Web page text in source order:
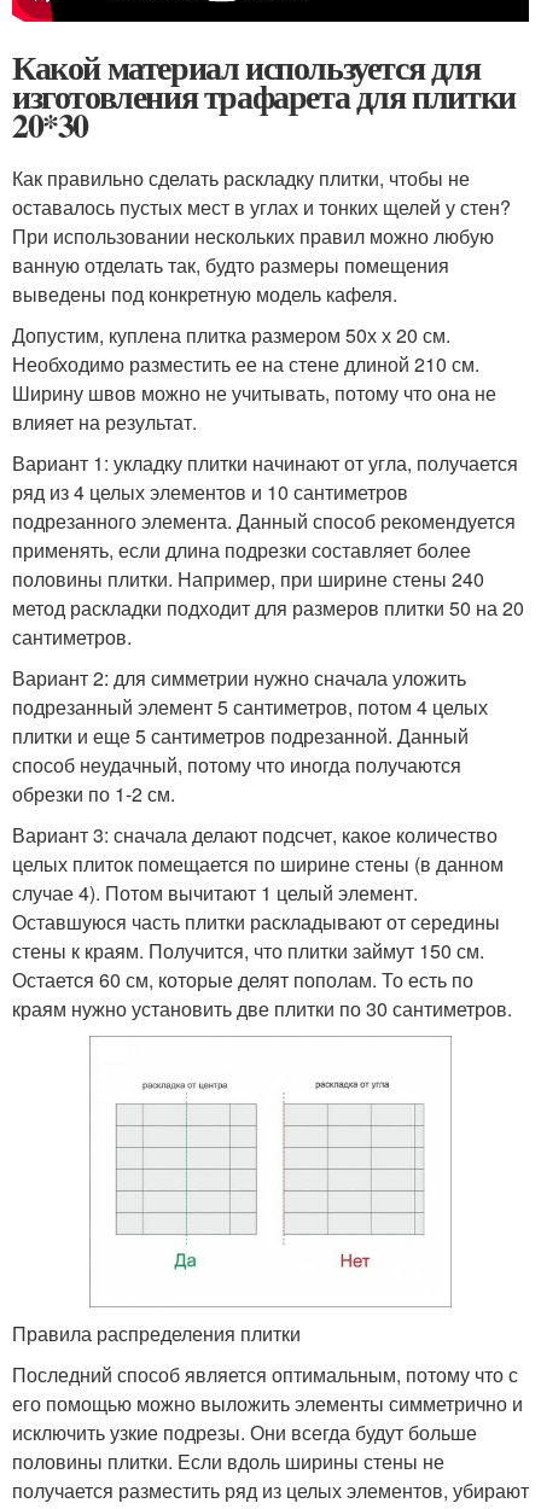
Какой материал используется для
изготовления трафарета для плитки
20*30
Как правильно сделать раскладку плитки, чтобы не
оставалось пустых мест в углах и тонких щелей у стен?
При использовании нескольких правил можно любую
ванную отделать так, будто размеры помещения
выведены под конкретную модель кафеля.
Допустим, куплена плитка размером 50х х 20 см.
Необходимо разместить ее на стене длиной 210 см.
Ширину швов можно не учитывать, потому что она не
влияет на результат.
Вариант 1: укладку плитки начинают от угла, получается
ряд из 4 целых элементов и 10 сантиметров
подрезанного элемента. Данный способ рекомендуется
применять, если длина подрезки составляет более
половины плитки. Например, при ширине стены 240
метод раскладки подходит для размеров плитки 50 на 20
сантиметров.
Вариант 2: для симметрии нужно сначала уложить
подрезанный элемент 5 сантиметров, потом 4 целых
плитки и еще 5 сантиметров подрезанной. Данный
способ неудачный, потому что иногда получаются
обрезки по 1-2 см.
Вариант 3: сначала делают подсчет, какое количество
целых плиток помещается по ширине стены (в данном
случае 4). Потом вычитают 1 целый элемент.
Оставшуюся часть плитки раскладывают от середины
стены к краям. Получится, что плитки займут 150 см.
Остается 60 см, которые делят пополам. То есть по
краям нужно установить две плитки по 30 сантиметров.
Правила распределения плитки
Последний способ является оптимальным, потому что с
его помощью можно выложить элементы симметрично и
исключить узкие подрезы. Они всегда будут больше
половины плитки. Если вдоль ширины стены не
получается разместить ряд из целых элементов, убирают